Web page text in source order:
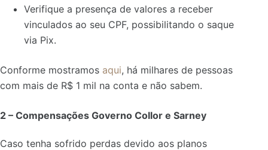
Verifique a presença de valores a receber
vinculados ao seu CPF, possibilitando o saque
via Pix.
Conforme mostramos aqui, há milhares de pessoas
com mais de R$ 1 mil na conta e não sabem.
2 – Compensações Governo Collor e Sarney
Caso tenha sofrido perdas devido aos planos